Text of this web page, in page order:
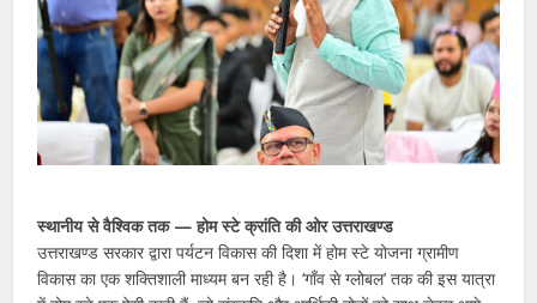
स्थानीय से वैश्विक तक — होम स्टे क्रांति की ओर उत्तराखण्ड
उत्तराखण्ड सरकार द्वारा पर्यटन विकास की दिशा में होम स्टे योजना ग्रामीण
विकास का एक शक्तिशाली माध्यम बन रही है। ‘गाँव से ग्लोबल’ तक की इस यात्रा